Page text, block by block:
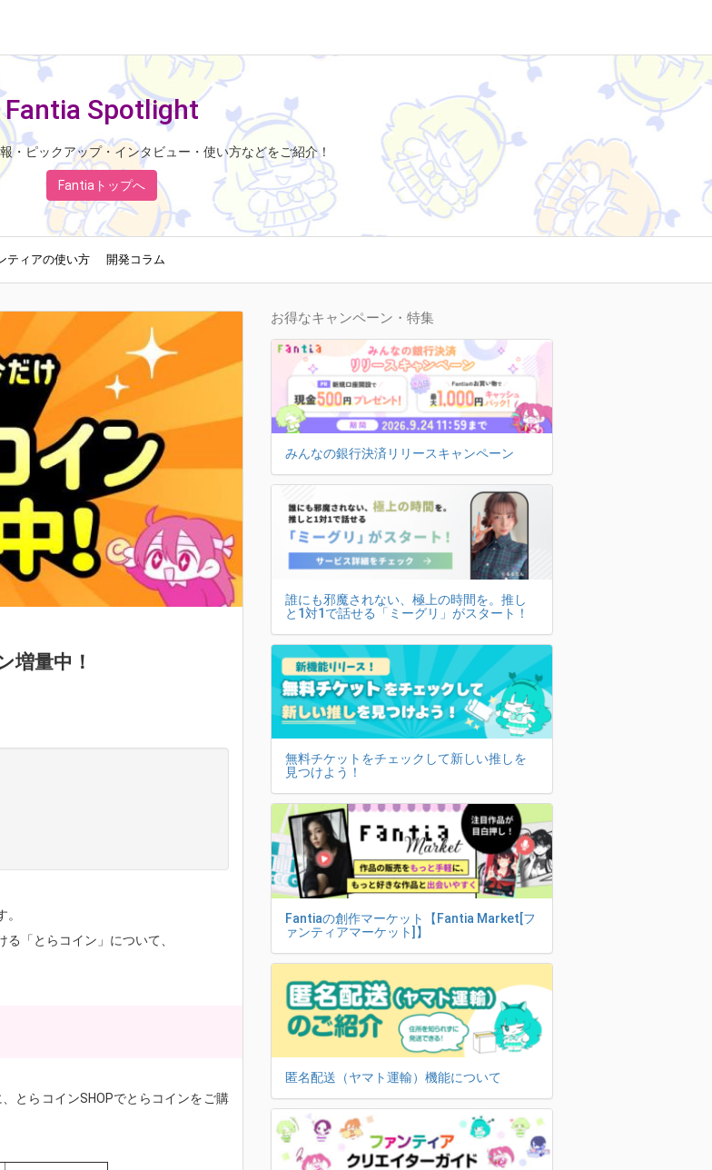
Fantia Spotlight
・ピックアップ・インタビュー・使い方などをご紹介！
Fantiaトップへ
ティアの使い方 開発コラム
増量中！
「とらコイン」について、
とらコインSHOPでとらコインをご購
お得なキャンペーン・特集
みんなの銀行決済リリースキャンペーン
誰にも邪魔されない、極上の時間を。推し
と1対1で話せる「ミーグリ」がスタート！
無料チケットをチェックして新しい推しを
見つけよう！
Fantiaの創作マーケット【Fantia Market[フ
ァンティアマーケット]】
匿名配送（ヤマト運輸）機能について